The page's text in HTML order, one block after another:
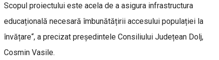
Scopul proiectului este acela de a asigura infrastructura
educațională necesară îmbunătățirii accesului populației la
învățare“, a precizat președintele Consiliului Județean Dolj,
Cosmin Vasile.